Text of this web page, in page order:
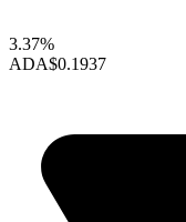
3.37%
ADA$0.1937